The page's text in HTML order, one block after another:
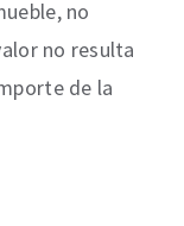
no
no resulta
de la